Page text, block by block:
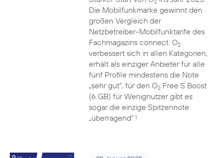
2
Die Mobilfunkmarke gewinnt den
großen Vergleich der
Netzbetreiber-Mobilfunktarife des
Fachmagazins connect. O2
verbessert sich in allen Kategorien,
erhält als einziger Anbieter für alle
fünf Profile mindestens die Note
„sehr gut“, für den O2Free S Boost
(6 GB) für Wenignutzer gibt es
sogar die einzige Spitzennote
„überragend“.1